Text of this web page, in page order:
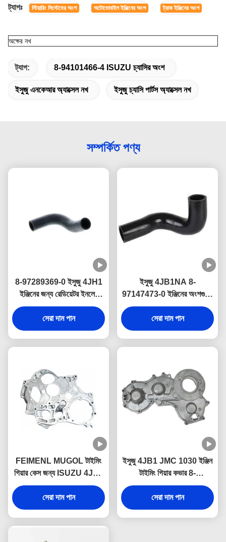
ট্যাগঃ স্টিয়ারিং সিস্টেমের অংশ অটোমোবাইল ইঞ্জিনের অংশ ট্রাক ইঞ্জিনের অংশ
অক্ষের নখ
ট্যাগ: 8-94101466-4 ISUZU চ্যাসির অংশ
ইসুজু এনকেআর অ্যাক্সেল নখ ইসুজু চ্যাসি পার্টস অ্যাক্সেল নখ
সম্পর্কিত পণ্য
8-97289369-0 ইসুজু 4JH1
ইঞ্জিনের জন্য রেডিয়েটর ইনলেট
ওয়াটার হোলস
সেরা দাম পান
ইসুজু 4JB1NA 8-
97147473-0 ইঞ্জিনের অংশগুলির
জন্য ওয়াটার রেডিয়েটর ইনলেট নল
সেরা দাম পান
FEIMENL MUGOL টাইমিং
গিয়ার কেস জন্য ISUZU 4JB1
JMC 1030 8-94155361-0
ISUZU ট্রাক যন্ত্রাংশ
সেরা দাম পান
ইসুজু 4JB1 JMC 1030 ইঞ্জিন
টাইমিং গিয়ার কভার 8-
94155360-0 1002401BB
সেরা দাম পান